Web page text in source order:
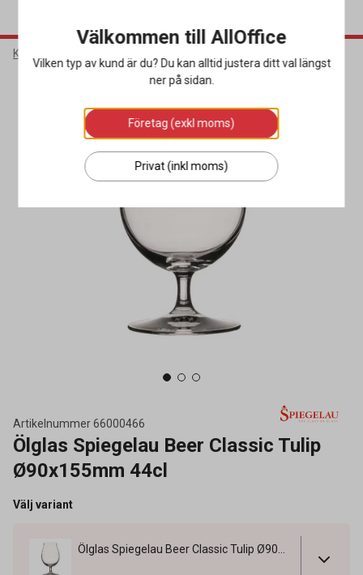
Kök & Servering
Artikelnummer66000466
Ölglas Spiegelau Beer Classic Tulip
Ø90x155mm 44cl
Välj variant
Välkommen till AllOffice
Vilken typ av kund är du? Du kan alltid justera ditt val längst
ner på sidan.
Företag (exkl moms)
Privat (inkl moms)